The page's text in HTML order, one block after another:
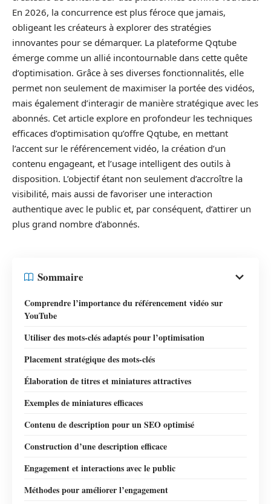
En 2026, la concurrence est plus féroce que jamais,
obligeant les créateurs à explorer des stratégies
innovantes pour se démarquer. La plateforme Qqtube
émerge comme un allié incontournable dans cette quête
d’optimisation. Grâce à ses diverses fonctionnalités, elle
permet non seulement de maximiser la portée des vidéos,
mais également d’interagir de manière stratégique avec les
abonnés. Cet article explore en profondeur les techniques
efficaces d’optimisation qu’offre Qqtube, en mettant
l’accent sur le référencement vidéo, la création d’un
contenu engageant, et l’usage intelligent des outils à
disposition. L’objectif étant non seulement d’accroître la
visibilité, mais aussi de favoriser une interaction
authentique avec le public et, par conséquent, d’attirer un
plus grand nombre d’abonnés.
Sommaire
Comprendre l’importance du référencement vidéo sur
YouTube
Utiliser des mots-clés adaptés pour l’optimisation
Placement stratégique des mots-clés
Élaboration de titres et miniatures attractives
Exemples de miniatures efficaces
Contenu de description pour un SEO optimisé
Construction d’une description efficace
Engagement et interactions avec le public
Méthodes pour améliorer l’engagement